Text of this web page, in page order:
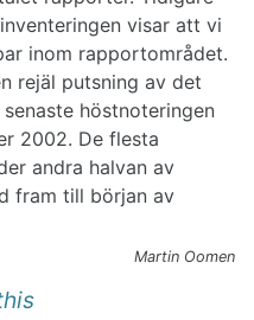
visar att vi
inom rapportområdet.
rejäl putsning av det
höstnoteringen
2002. De flesta
andra halvan av
fram till början av
Martin Oomen